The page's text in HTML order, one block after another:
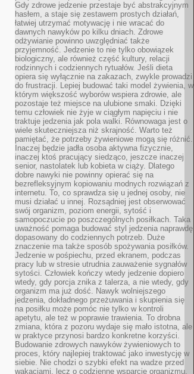
Gdy zdrowe jedzenie przestaje być abstrakcyjnym
hasłem, a staje się zestawem prostych działań,
łatwiej utrzymać motywację i nie wracać do
dawnych nawyków po kilku dniach. Zdrowe
odżywianie powinno uwzględniać także
przyjemność. Jedzenie to nie tylko obowiązek
biologiczny, ale również część kultury, relacji
rodzinnych i codziennych rytuałów. Jeśli dieta
opiera się wyłącznie na zakazach, zwykle prowadzi
do frustracji. Lepiej budować taki model żywienia, w
którym większość wyborów wspiera zdrowie, ale
pozostaje też miejsce na ulubione smaki. Dzięki
temu człowiek nie żyje w ciągłym napięciu i nie
traktuje jedzenia jak pola walki. Równowaga jest o
wiele skuteczniejsza niż skrajność. Warto też
pamiętać, że potrzeby żywieniowe mogą się różnić.
Inaczej będzie jadła osoba aktywna fizycznie,
inaczej ktoś pracujący siedząco, jeszcze inaczej
senior, nastolatek lub kobieta w ciąży. Dlatego
dobre nawyki nie powinny opierać się na
bezrefleksyjnym kopiowaniu modnych rozwiązań z
internetu. To, co sprawdza się u jednej osoby, nie
musi działać u innej. Rozsądniej jest obserwować
swój organizm, poziom energii, sytość i
samopoczucie po poszczególnych posiłkach. Taka
uważność pomaga budować styl jedzenia naprawdę
dopasowany do codziennych potrzeb. Duże
znaczenie ma także sposób spożywania posiłków.
Jedzenie w pośpiechu, przed ekranem, podczas
pracy lub w stresie utrudnia zauważenie sygnałów
sytości. Człowiek kończy wtedy jedzenie dopiero
wtedy, gdy porcja znika z talerza, a nie wtedy, gdy
organizm ma już dość. Nawyk wolniejszego
jedzenia, dokładnego przeżuwania i skupienia się
na posiłku może pomóc nie tylko w kontroli
apetytu, ale też w poprawie trawienia. To drobna
zmiana, która z pozoru wydaje się mało istotna, ale
w praktyce przynosi bardzo konkretne korzyści.
Budowanie zdrowych nawyków żywieniowych to
proces, który najlepiej traktować jako inwestycję w
siebie. Nie chodzi o szybki efekt na wadze przed
wakacjami, lecz o codzienne wsparcie organizmu,